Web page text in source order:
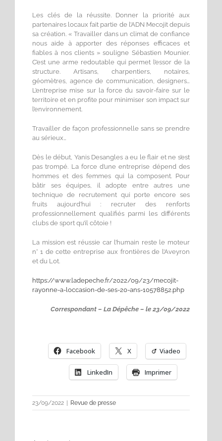
Les clés de la réussite. Donner la priorité aux
partenaires locaux fait partie de l’ADN Mecojit depuis
sa création. « Travailler dans un climat de confiance
nous aide à apporter des réponses efficaces et
fiables à nos clients » souligne Sébastien Mounier.
C’est une arme redoutable qui permet l’essor de la
structure. Artisans, charpentiers, notaires,
géomètres, agence de communication, designers…
L’entreprise mise sur la force du savoir-faire sur le
territoire et en profite pour minimiser son impact sur
l’environnement.
Travailler de façon professionnelle sans se prendre
au sérieux…
Dès le début, Yanis Desangles a eu le flair et ne s’est
pas trompé. La force d’une entreprise dépend des
hommes et des femmes qui la composent. Pour
bâtir ses équipes, il adopte entre autres une
technique de recrutement qui porte encore ses
fruits aujourd’hui : recruter des renforts
professionnellement qualifiés parmi les différents
clubs de sport qu’il côtoie !
La mission est réussie car l’humain reste le moteur
n° 1 de cette entreprise aux frontières de l’Aveyron
et du Lot.
https://www.ladepeche.fr/2022/09/23/mecojit-
rayonne-a-loccasion-de-ses-20-ans-10578852.php
Correspondant – La Dépêche – le 23/09/2022
Facebook X Viadeo
LinkedIn Imprimer
23/09/2022 | Revue de presse